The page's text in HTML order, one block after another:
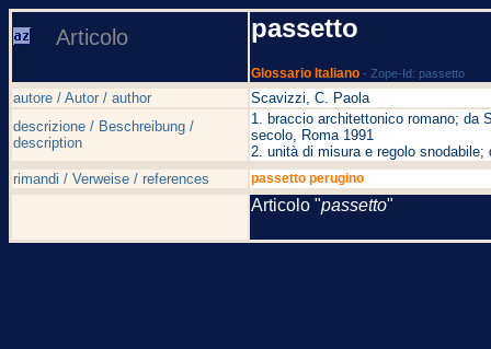
Articolo passetto
Glossario Italiano - Zope-Id: passetto
autore / Autor / author
Scavizzi, C. Paola
descrizione / Beschreibung /
description
1. braccio architettonico romano; da
secolo, Roma 1991
2. unità di misura e regolo
rimandi / Verweise / references
passetto perugino
Articolo "passetto"